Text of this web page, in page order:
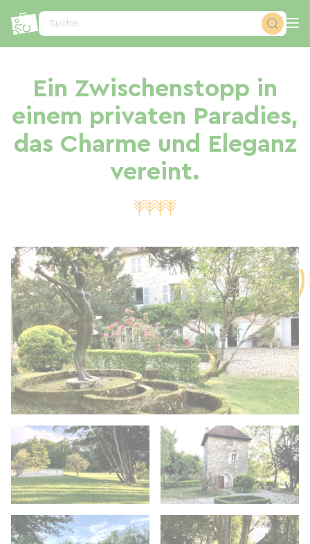
Suche...
Ein Zwischenstopp in
einem privaten Paradies,
das Charme und Eleganz
vereint.
Cookie-Einstellungen